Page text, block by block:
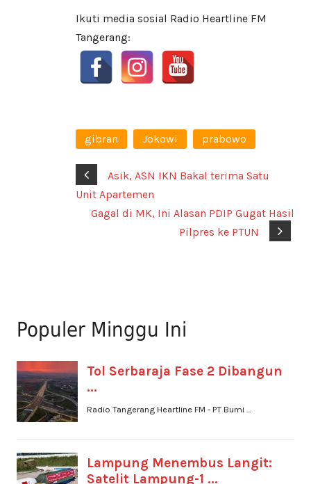
Ikuti media sosial Radio Heartline FM
Tangerang:
gibran Jokowi prabowo
Asik, ASN IKN Bakal terima Satu
Unit Apartemen
Gagal di MK, Ini Alasan PDIP Gugat Hasil
Pilpres ke PTUN
Populer Minggu Ini